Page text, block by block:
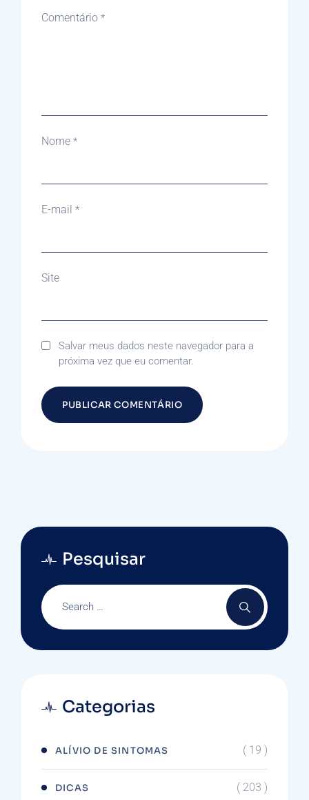
Comentário *
Nome *
E-mail *
Site
Salvar meus dados neste navegador para a
próxima vez que eu comentar.
Pesquisar
Categorias
ALÍVIO DE SINTOMAS ( 19 )
DICAS ( 203 )